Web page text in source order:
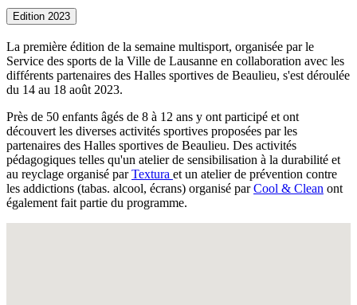
Edition 2023
La première édition de la semaine multisport, organisée par le
Service des sports de la Ville de Lausanne en collaboration avec les
différents partenaires des Halles sportives de Beaulieu, s'est déroulée
du 14 au 18 août 2023.
Près de 50 enfants âgés de 8 à 12 ans y ont participé et ont
découvert les diverses activités sportives proposées par les
partenaires des Halles sportives de Beaulieu. Des activités
pédagogiques telles qu'un atelier de sensibilisation à la durabilité et
au reyclage organisé parTextura et un atelier de prévention contre
les addictions (tabas. alcool, écrans) organisé parCool & Clean ont
également fait partie du programme.